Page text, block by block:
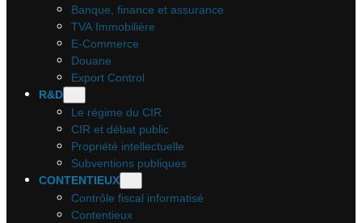
Banque, finance et assurance
TVA Immobilière
E-Commerce
Douane
Export Control
R&D
Le régime du CIR
CIR et débat public
Propriété intellectuelle
Subventions publiques
CONTENTIEUX
Contrôle fiscal informatisé
Contentieux